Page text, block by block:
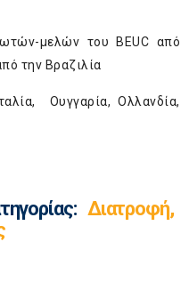
μελών του BEUC από
την Βραζιλία
Ουγγαρία, Ολλανδία,
Διατροφή,